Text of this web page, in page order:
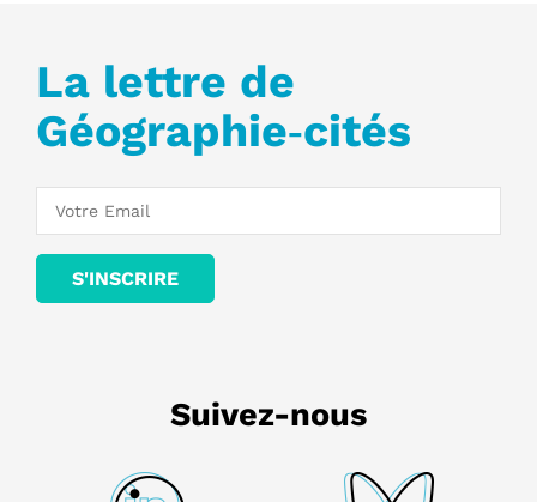
La lettre de
Géographie‑cités
Suivez-nous